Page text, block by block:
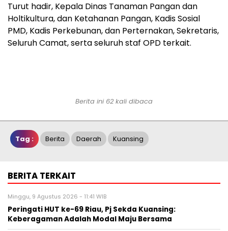
Turut hadir, Kepala Dinas Tanaman Pangan dan
Holtikultura, dan Ketahanan Pangan, Kadis Sosial
PMD, Kadis Perkebunan, dan Perternakan, Sekretaris,
Seluruh Camat, serta seluruh staf OPD terkait.
Berita ini 62 kali dibaca
Tag : Berita Daerah Kuansing
BERITA TERKAIT
Minggu, 9 Agustus 2026 - 11:41 WIB
Peringati HUT ke-69 Riau, Pj Sekda Kuansing:
Keberagaman Adalah Modal Maju Bersama